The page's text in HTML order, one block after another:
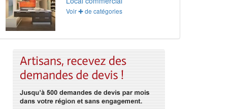
Voir ✚ de catégories